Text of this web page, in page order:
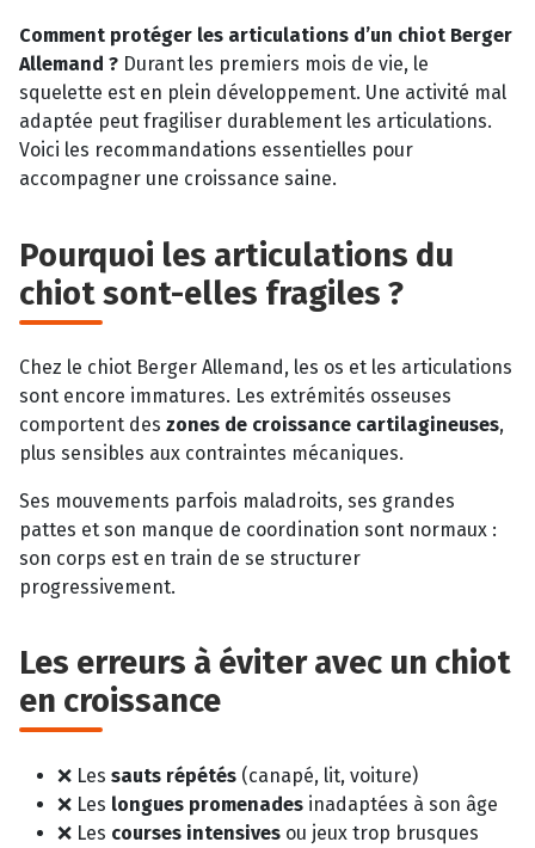
Comment protéger les articulations d’un chiot Berger
Allemand ? Durant les premiers mois de vie, le
squelette est en plein développement. Une activité mal
adaptée peut fragiliser durablement les articulations.
Voici les recommandations essentielles pour
accompagner une croissance saine.
Pourquoi les articulations du
chiot sont-elles fragiles ?
Chez le chiot Berger Allemand, les os et les articulations
sont encore immatures. Les extrémités osseuses
comportent des zones de croissance cartilagineuses,
plus sensibles aux contraintes mécaniques.
Ses mouvements parfois maladroits, ses grandes
pattes et son manque de coordination sont normaux :
son corps est en train de se structurer
progressivement.
Les erreurs à éviter avec un chiot
en croissance
❌ Les sauts répétés (canapé, lit, voiture)
❌ Les longues promenades inadaptées à son âge
❌ Les courses intensives ou jeux trop brusques